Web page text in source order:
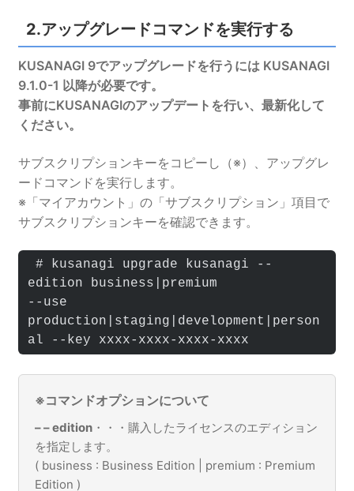
2.アップグレードコマンドを実行する
KUSANAGI 9でアップグレードを行うには KUSANAGI
9.1.0-1 以降が必要です。
事前にKUSANAGIのアップデートを行い、最新化して
ください。
サブスクリプションキーをコピーし（※）、アップグレ
ードコマンドを実行します。
※「マイアカウント」の「サブスクリプション」項目で
サブスクリプションキーを確認できます。
edition business|premium
--use
production|staging|development|person
al --key xxxx-xxxx-xxxx-xxxx
※コマンドオプションについて
– – edition・・・購入したライセンスのエディション
を指定します。
( business : Business Edition | premium : Premium
Edition )